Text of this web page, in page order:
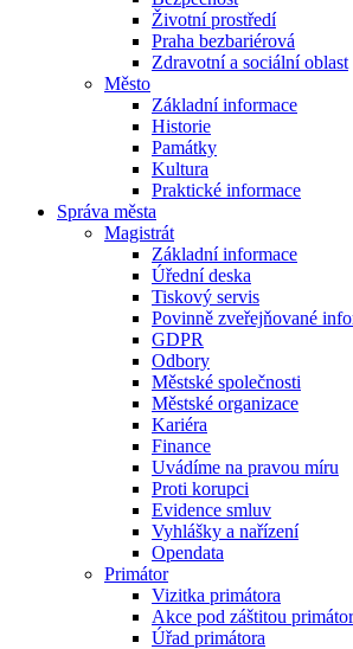
Životní prostředí
Praha bezbariérová
Zdravotní a sociální oblast
Město
Základní informace
Historie
Památky
Kultura
Praktické informace
Správa města
Magistrát
Základní informace
Úřední deska
Tiskový servis
Povinně zveřejňované
GDPR
Odbory
Městské společnosti
Městské organizace
Kariéra
Finance
Uvádíme na pravou míru
Proti korupci
Evidence smluv
Vyhlášky a nařízení
Opendata
Primátor
Vizitka primátora
Akce pod záštitou
Úřad primátora